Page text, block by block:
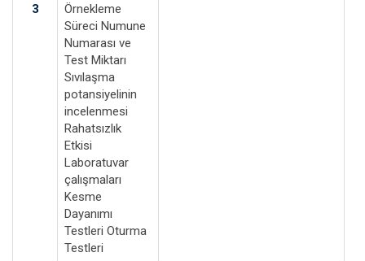
3
Örnekleme
Süreci Numune
Numarası ve
Test Miktarı
Sıvılaşma
potansiyelinin
incelenmesi
Rahatsızlık
Etkisi
Laboratuvar
çalışmaları
Kesme
Dayanımı
Testleri Oturma
Testleri